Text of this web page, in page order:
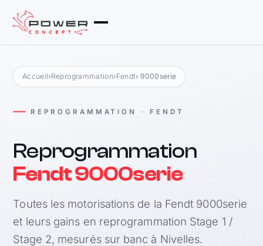
Accueil›Reprogrammation›Fendt› 9000serie
REPROGRAMMATION · FENDT
Reprogrammation
Fendt 9000serie
Toutes les motorisations de la Fendt 9000serie
et leurs gains en reprogrammation Stage 1 /
Stage 2, mesurés sur banc à Nivelles.